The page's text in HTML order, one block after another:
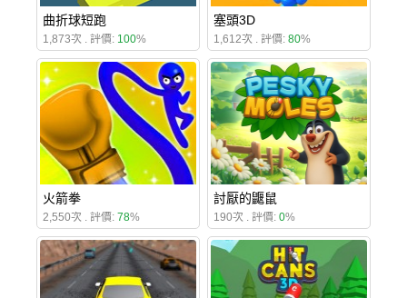
曲折球短跑
1,873次 . 評價: 100%
塞頭3D
1,612次 . 評價: 80%
火箭拳
2,550次 . 評價: 78%
討厭的鼴鼠
190次 . 評價: 0%